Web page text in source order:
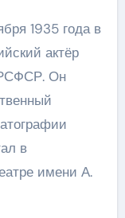
1935 года в
актёр
РСФСР. Он
в
имени А.